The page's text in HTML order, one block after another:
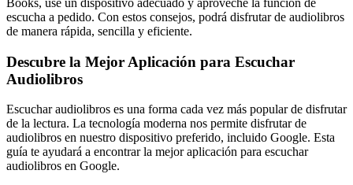
escucha a pedido. Con estos consejos, podrá disfrutar de audiolibros
de manera rápida, sencilla y eficiente.
Descubre la Mejor Aplicación para Escuchar
Audiolibros
Escuchar audiolibros es una forma cada vez más popular de disfrutar
de la lectura. La tecnología moderna nos permite disfrutar de
audiolibros en nuestro dispositivo preferido, incluido Google. Esta
guía te ayudará a encontrar la mejor aplicación para escuchar
audiolibros en Google.